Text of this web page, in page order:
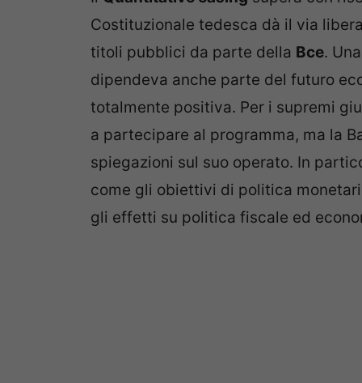
Costituzionale tedesca dà il via
titoli pubblici da parte della Bce.
dipendeva anche parte del futuro
totalmente positiva. Per i supremi
a partecipare al programma, ma la
spiegazioni sul suo operato. In
come gli obiettivi di politica
gli effetti su politica fiscale ed